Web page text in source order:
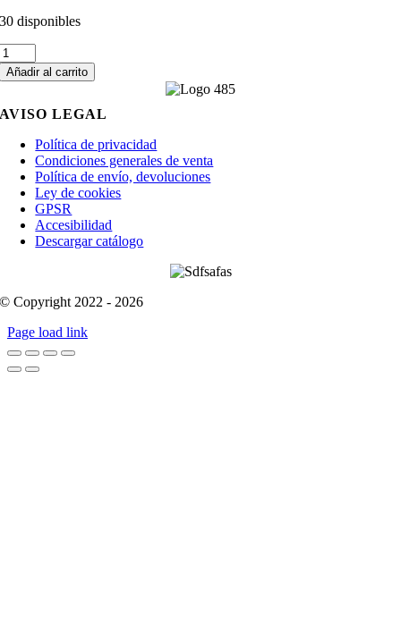
30 disponibles
Añadir al carrito
AVISO LEGAL
Política de privacidad
Condiciones generales de venta
Política de envío, devoluciones
Ley de cookies
GPSR
Accesibilidad
Descargar catálogo
© Copyright 2022 - 2026
Page load link